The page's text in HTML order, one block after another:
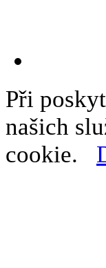
Při
našich
cookie.